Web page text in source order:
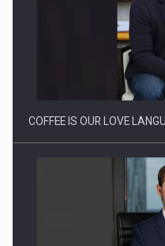
Proteinmaxxing and the
COFFEE IS OUR LOVE